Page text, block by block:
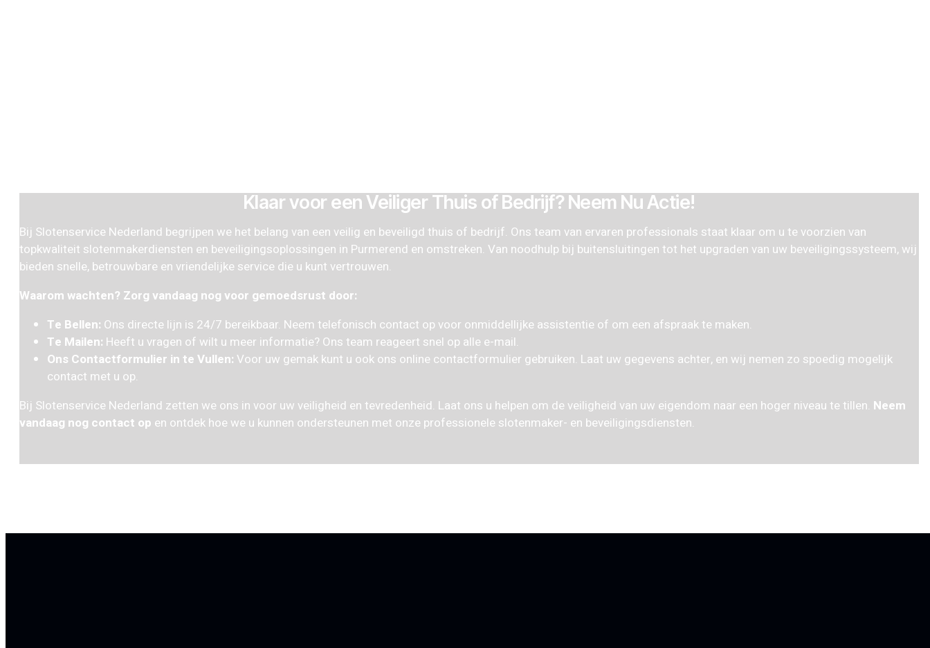
Klaar voor een Veiliger Thuis of Bedrijf? Neem Nu Actie!
Bij Slotenservice Nederland begrijpen we het belang van een veilig en beveiligd thuis of bedrijf. Ons team van ervaren professionals staat klaar om u te voorzien van
topkwaliteit slotenmakerdiensten en beveiligingsoplossingen in Purmerend en omstreken. Van noodhulp bij buitensluitingen tot het upgraden van uw beveiligingssysteem, wij
bieden snelle, betrouwbare en vriendelijke service die u kunt vertrouwen.
Waarom wachten? Zorg vandaag nog voor gemoedsrust door:
Te Bellen: Ons directe lijn is 24/7 bereikbaar. Neem telefonisch contact op voor onmiddellijke assistentie of om een afspraak te maken.
Te Mailen: Heeft u vragen of wilt u meer informatie? Ons team reageert snel op alle e-mail.
Ons Contactformulier in te Vullen: Voor uw gemak kunt u ook ons online contactformulier gebruiken. Laat uw gegevens achter, en wij nemen zo spoedig mogelijk
contact met u op.
Bij Slotenservice Nederland zetten we ons in voor uw veiligheid en tevredenheid. Laat ons u helpen om de veiligheid van uw eigendom naar een hoger niveau te tillen. Neem
vandaag nog contact op en ontdek hoe we u kunnen ondersteunen met onze professionele slotenmaker- en beveiligingsdiensten.